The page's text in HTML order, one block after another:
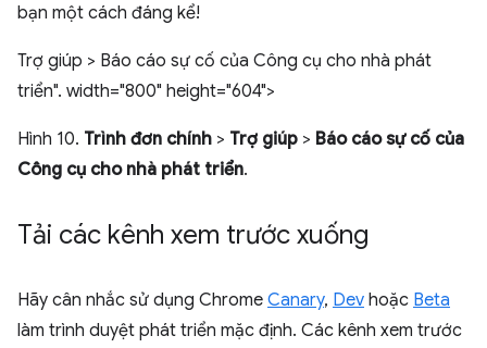
bạn một cách đáng kể!
Trợ giúp > Báo cáo sự cố của Công cụ cho nhà phát
triển". width="800" height="604">
Hình 10. Trình đơn chính > Trợ giúp > Báo cáo sự cố của
Công cụ cho nhà phát triển.
Tải các kênh xem trước xuống
Hãy cân nhắc sử dụng Chrome Canary, Dev hoặc Beta
làm trình duyệt phát triển mặc định. Các kênh xem trước